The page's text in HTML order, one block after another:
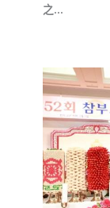
之...